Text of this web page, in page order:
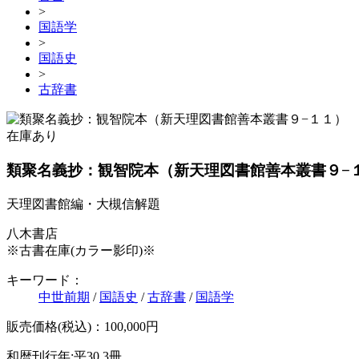
>
国語学
>
国語史
>
古辞書
在庫あり
類聚名義抄：観智院本（新天理図書館善本叢書９−
天理図書館編・大槻信解題
八木書店
※古書在庫(カラー影印)※
キーワード：
中世前期 / 国語史 /古辞書 / 国語学
販売価格(税込)：100,000円
和暦刊行年:平30 3冊